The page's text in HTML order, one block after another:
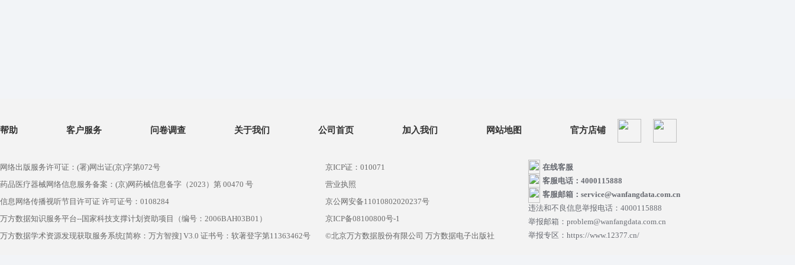
帮助 客户服务 问卷调查 关于我们 公司首页 加入我们 网站地图 官方店铺
网络出版服务许可证：(署)网出证(京)字第072号
药品医疗器械网络信息服务备案：(京)网药械信息备字（2023）第 00470 号
信息网络传播视听节目许可证 许可证号：0108284
万方数据知识服务平台--国家科技支撑计划资助项目（编号：2006BAH03B01）
万方数据学术资源发现获取服务系统[简称：万方智搜] V3.0 证书号：软著登字第11363462号
京ICP证：010071
营业执照
京公网安备11010802020237号
京ICP备08100800号-1
©北京万方数据股份有限公司 万方数据电子出版社
在线客服
客服电话：4000115888
客服邮箱：service@wanfangdata.com.cn
违法和不良信息举报电话：4000115888
举报邮箱：problem@wanfangdata.com.cn
举报专区：https://www.12377.cn/